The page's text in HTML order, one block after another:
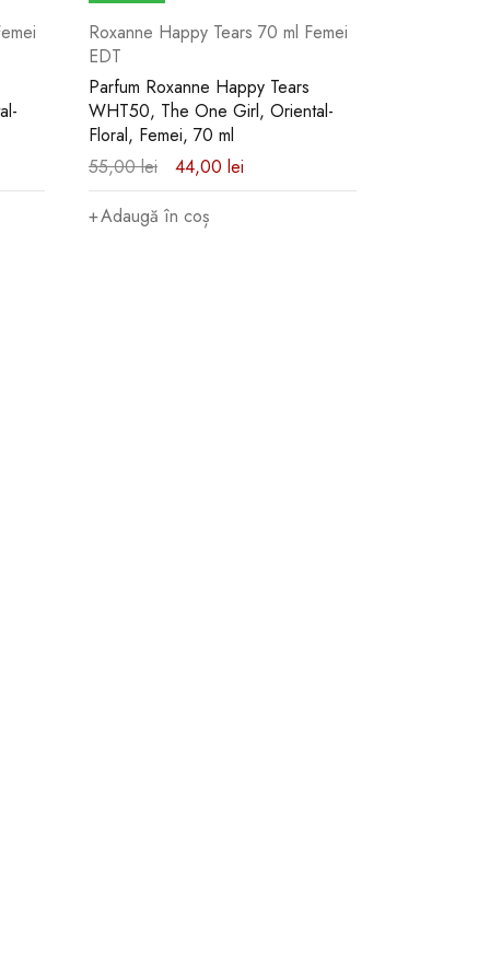
Roxanne Happy Tears 70 ml Femei
EDT
Parfum Roxanne Happy Tears
WHT50, The One Girl, Oriental-
Floral, Femei, 70 ml
55,00lei 44,00 lei
Adaugă în coș